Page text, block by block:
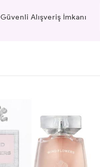
Güvenli Alışveriş İmkanı